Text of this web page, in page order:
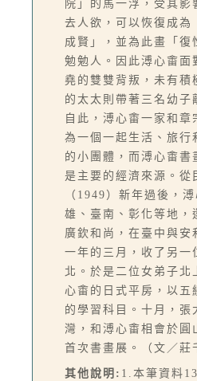
院」的馬一浮，受其影
去人欲，可以恢復成為
成賢」，並為此畫「復
勉勉人。因此溥心畬面
堯的雙雙背叛，未有積
的太太則帶著三名幼子
自此，溥心畬一家和章
為一個一起生活、旅行
的小團體，而溥心畬書
是主要的經濟來源。從
（1949）新年過後，
雄、臺南、彰化等地，
廣欽和尚，在臺中與安
一年的三月，收了另一
北。於是二位女弟子北
心畬的日式平房，以五
的學習科目。十月，張
灣，和溥心畬相會於圓
首次書畫展。（文／莊
其他說明: 1.本筆資料